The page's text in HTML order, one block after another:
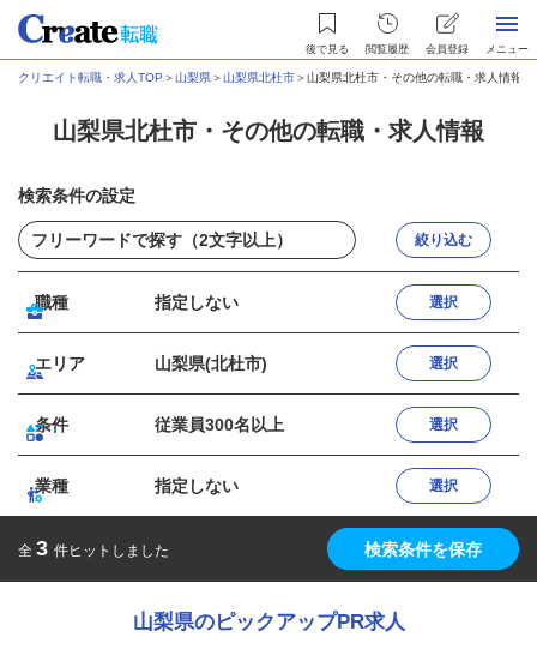
後で見る 閲覧履歴 会員登録 メニュー
クリエイト転職・求人TOP ＞山梨県＞山梨県北杜市＞山梨県北杜市・その他の転職・求人情報
山梨県北杜市・その他の転職・求人情報
検索条件の設定
絞り込む
職種 指定しない 選択
エリア 山梨県(北杜市) 選択
条件 従業員300名以上 選択
業種 指定しない 選択
全 3 件ヒットしました 検索条件を保存
山梨県のピックアップPR求人